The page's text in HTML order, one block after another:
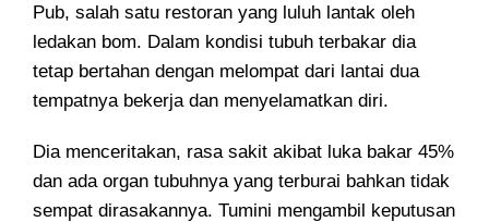
Pub, salah satu restoran yang luluh lantak oleh
ledakan bom. Dalam kondisi tubuh terbakar dia
tetap bertahan dengan melompat dari lantai dua
tempatnya bekerja dan menyelamatkan diri.
Dia menceritakan, rasa sakit akibat luka bakar 45%
dan ada organ tubuhnya yang terburai bahkan tidak
sempat dirasakannya. Tumini mengambil keputusan